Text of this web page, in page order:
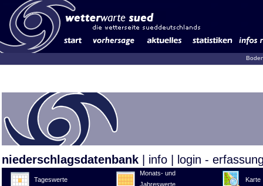
niederschlagsdatenbank info login -
Tageswerte
Monats- und
Jahreswerte
Karte